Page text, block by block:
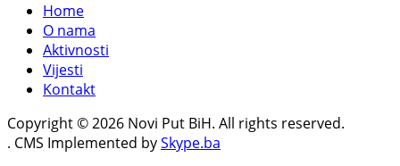
Home
O nama
Aktivnosti
Vijesti
Kontakt
Copyright © 2026 Novi Put BiH. All rights reserved.
. CMS Implemented bySkype.ba